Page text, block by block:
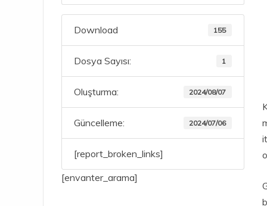
Download 155
Dosya Sayısı: 1
Oluşturma: 2024/08/07
Güncelleme: 2024/07/06
[report_broken_links]
[envanter_arama]